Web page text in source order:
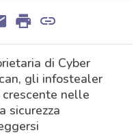
di Cyber
gli infostealer
crescente nelle
sicurezza